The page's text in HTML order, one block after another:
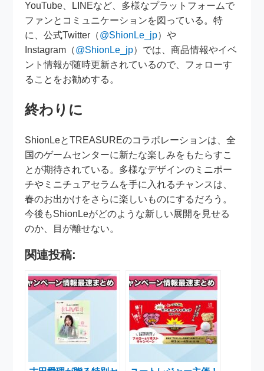
YouTube、LINEなど、多様なプラットフォームで
ファンとコミュニケーションを図っている。特
に、公式Twitter（@ShionLe_jp）や
Instagram（@ShionLe_jp）では、商品情報やイベ
ント情報が随時更新されているので、フォローす
ることをお勧めする。
終わりに
ShionLeとTREASUREのコラボレーションは、全
国のゲームセンターに新たな楽しみをもたらすこ
とが期待されている。多様なデザインのミニポー
チやミニチュアセラムを手に入れるチャンスは、
春のお出かけをさらに楽しいものにするだろう。
今後もShionLeがどのような新しい展開を見せる
のか、目が離せない。
関連投稿: